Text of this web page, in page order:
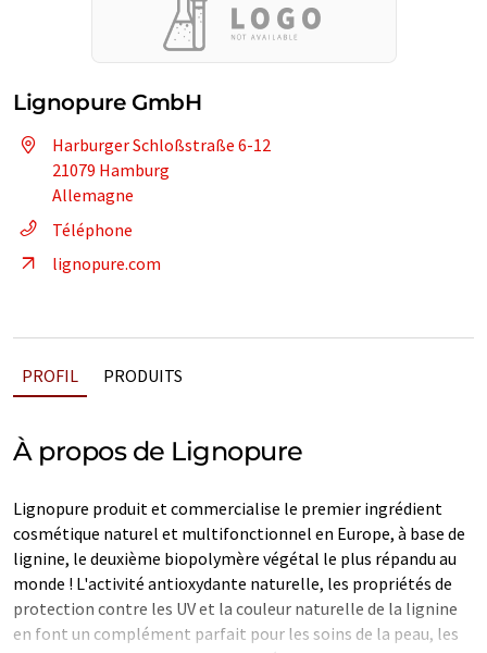
Lignopure GmbH
Harburger Schloßstraße 6-12
21079 Hamburg
Allemagne
Téléphone
lignopure.com
PROFIL PRODUITS
À propos de Lignopure
Lignopure produit et commercialise le premier ingrédient
cosmétique naturel et multifonctionnel en Europe, à base de
lignine, le deuxième biopolymère végétal le plus répandu au
monde ! L'activité antioxydante naturelle, les propriétés de
protection contre les UV et la couleur naturelle de la lignine
en font un complément parfait pour les soins de la peau, les